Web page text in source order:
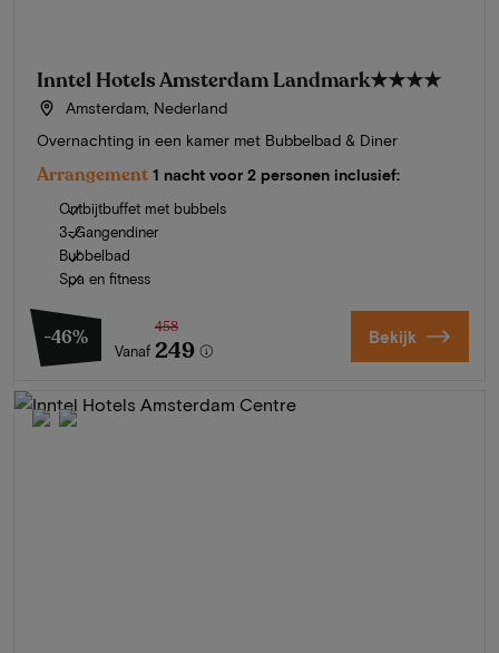
Inntel Hotels Amsterdam Landmark★★★★
Amsterdam, Nederland
Overnachting in een kamer met Bubbelbad & Diner
Arrangement 1 nacht voor 2 personen inclusief:
Ontbijtbuffet met bubbels
3-Gangendiner
Bubbelbad
Spa en fitness
-46%
Vanaf
458
249 Bekijk